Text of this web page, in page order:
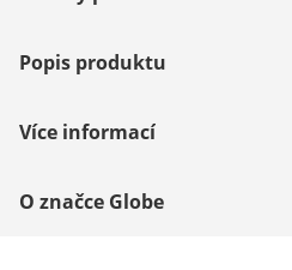
Popis produktu
Více informací
O značce Globe